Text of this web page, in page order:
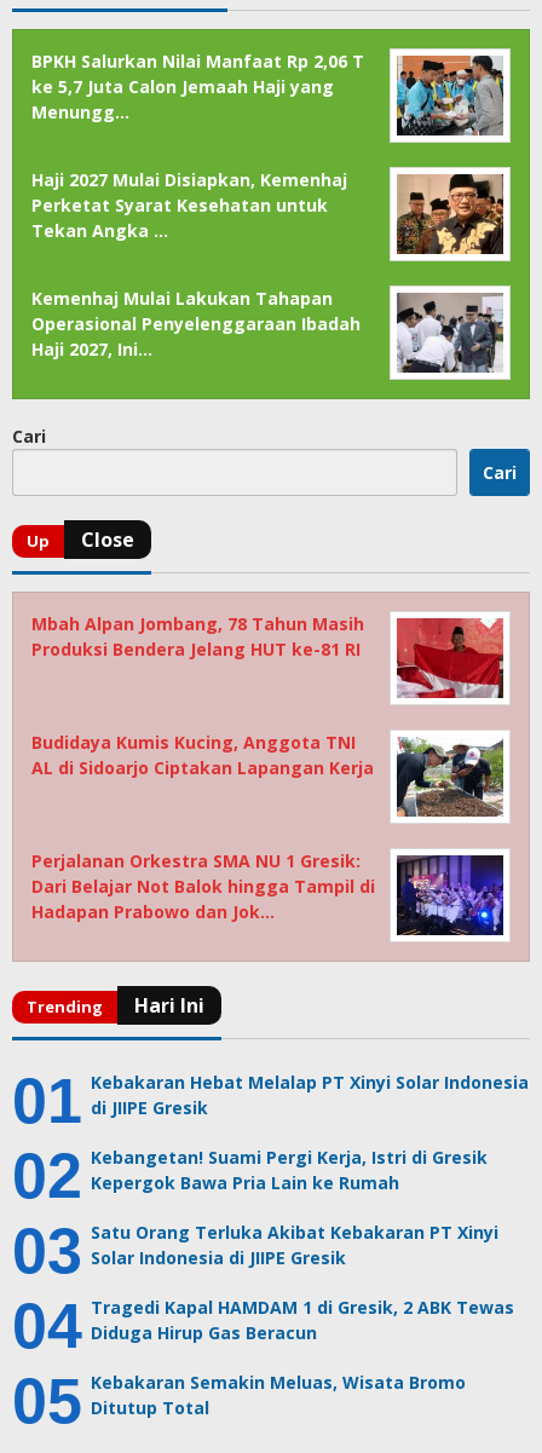
BPKH Salurkan Nilai Manfaat Rp 2,06 T
ke 5,7 Juta Calon Jemaah Haji yang
Menungg…
Haji 2027 Mulai Disiapkan, Kemenhaj
Perketat Syarat Kesehatan untuk
Tekan Angka …
Kemenhaj Mulai Lakukan Tahapan
Operasional Penyelenggaraan Ibadah
Haji 2027, Ini…
Cari
Cari
Mbah Alpan Jombang, 78 Tahun Masih
Produksi Bendera Jelang HUT ke-81 RI
Budidaya Kumis Kucing, Anggota TNI
AL di Sidoarjo Ciptakan Lapangan Kerja
Perjalanan Orkestra SMA NU 1 Gresik:
Dari Belajar Not Balok hingga Tampil di
Hadapan Prabowo dan Jok…
Kebakaran Hebat Melalap PT Xinyi Solar Indonesia
di JIIPE Gresik
Kebangetan! Suami Pergi Kerja, Istri di Gresik
Kepergok Bawa Pria Lain ke Rumah
Satu Orang Terluka Akibat Kebakaran PT Xinyi
Solar Indonesia di JIIPE Gresik
Tragedi Kapal HAMDAM 1 di Gresik, 2 ABK Tewas
Diduga Hirup Gas Beracun
Kebakaran Semakin Meluas, Wisata Bromo
Ditutup Total